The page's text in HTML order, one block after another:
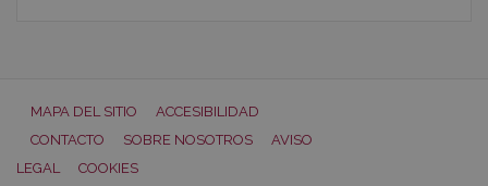
MAPA DEL SITIO
ACCESIBILIDAD
CONTACTO
SOBRE NOSOTROS
AVISO
LEGAL
COOKIES